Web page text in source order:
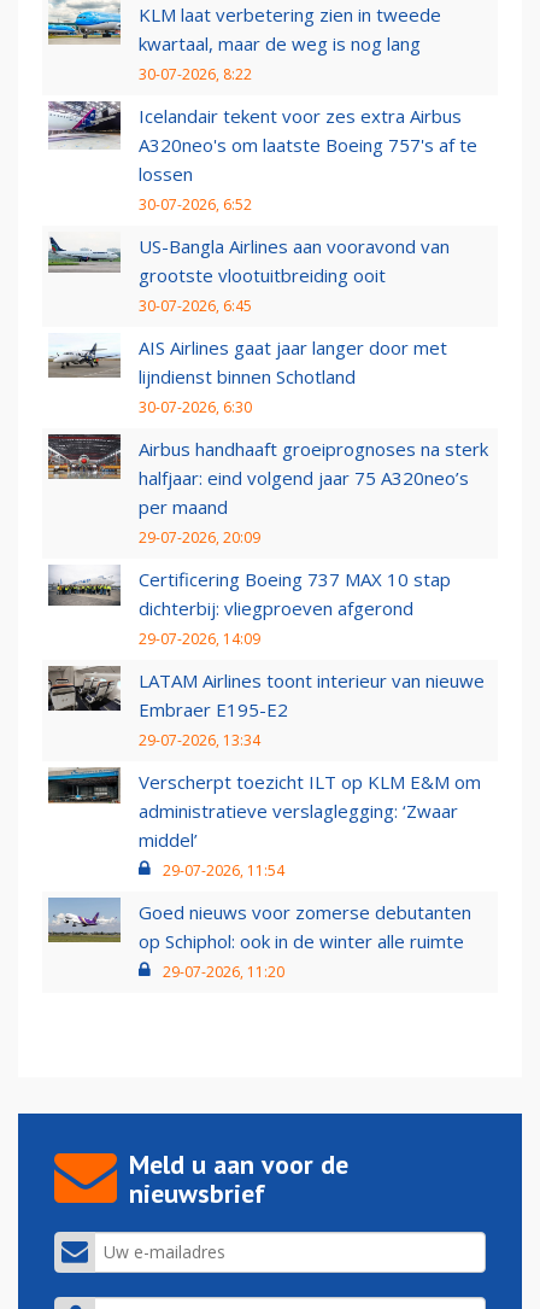
KLM laat verbetering zien in tweede
kwartaal, maar de weg is nog lang
30-07-2026, 8:22
Icelandair tekent voor zes extra Airbus
A320neo's om laatste Boeing 757's af te
lossen
30-07-2026, 6:52
US-Bangla Airlines aan vooravond van
grootste vlootuitbreiding ooit
30-07-2026, 6:45
AIS Airlines gaat jaar langer door met
lijndienst binnen Schotland
30-07-2026, 6:30
Airbus handhaaft groeiprognoses na sterk
halfjaar: eind volgend jaar 75 A320neo’s
per maand
29-07-2026, 20:09
Certificering Boeing 737 MAX 10 stap
dichterbij: vliegproeven afgerond
29-07-2026, 14:09
LATAM Airlines toont interieur van nieuwe
Embraer E195-E2
29-07-2026, 13:34
Verscherpt toezicht ILT op KLM E&M om
administratieve verslaglegging: ‘Zwaar
middel’
29-07-2026, 11:54
Goed nieuws voor zomerse debutanten
op Schiphol: ook in de winter alle ruimte
29-07-2026, 11:20
Meld u aan voor de
nieuwsbrief